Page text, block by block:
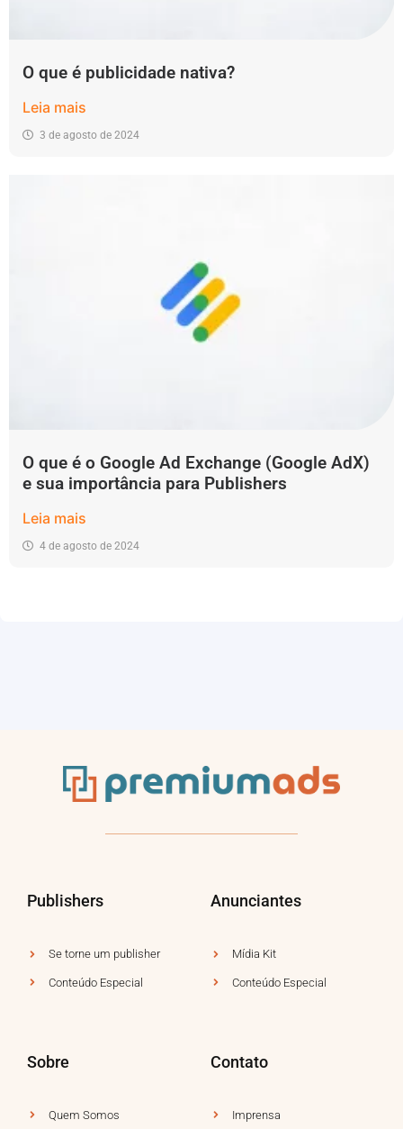
O que é publicidade nativa?
Leia mais
3 de agosto de 2024
O que é o Google Ad Exchange (Google AdX)
e sua importância para Publishers
Leia mais
4 de agosto de 2024
Publishers
Se torne um publisher
Conteúdo Especial
Anunciantes
Mídia Kit
Conteúdo Especial
Sobre
Quem Somos
Contato
Imprensa